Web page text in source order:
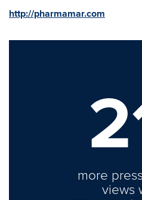
http://pharmamar.com
more
views